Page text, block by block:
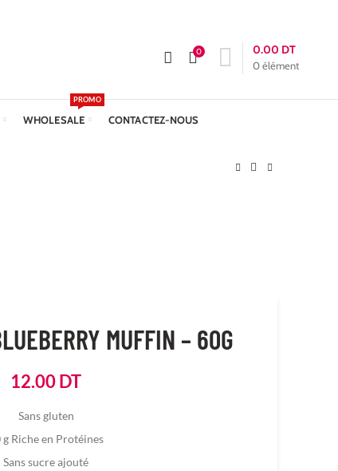
0
0élément
0.00 DT
WHOLESALE
PROMO
CONTACTEZ-NOUS
MUFFIN – 60G
12.00DT
Sans gluten
g Riche en Protéines
Sans sucre ajouté